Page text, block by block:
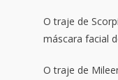
O traje de
máscara facial
O traje de